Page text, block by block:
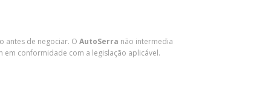
antes de negociar. O AutoSerra não intermedia
em conformidade com a legislação aplicável.